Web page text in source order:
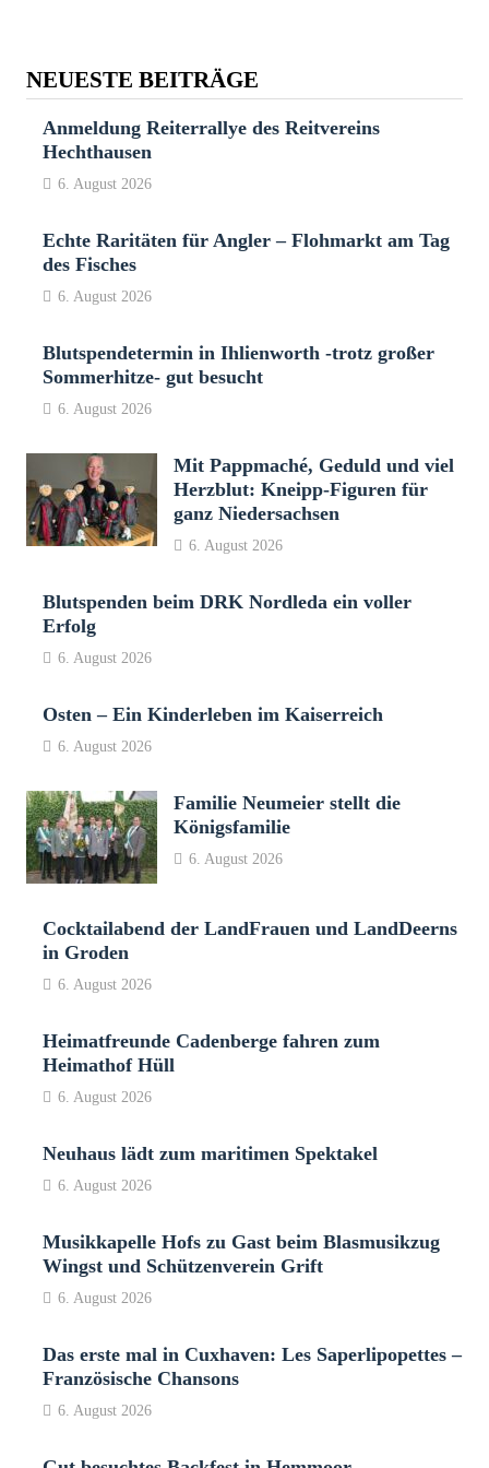
NEUESTE BEITRÄGE
Anmeldung Reiterrallye des Reitvereins
Hechthausen
6. August 2026
Echte Raritäten für Angler – Flohmarkt am Tag
des Fisches
6. August 2026
Blutspendetermin in Ihlienworth -trotz großer
Sommerhitze- gut besucht
6. August 2026
Mit Pappmaché, Geduld und viel
Herzblut: Kneipp-Figuren für
ganz Niedersachsen
6. August 2026
Blutspenden beim DRK Nordleda ein voller
Erfolg
6. August 2026
Osten – Ein Kinderleben im Kaiserreich
6. August 2026
Familie Neumeier stellt die
Königsfamilie
6. August 2026
Cocktailabend der LandFrauen und LandDeerns
in Groden
6. August 2026
Heimatfreunde Cadenberge fahren zum
Heimathof Hüll
6. August 2026
Neuhaus lädt zum maritimen Spektakel
6. August 2026
Musikkapelle Hofs zu Gast beim Blasmusikzug
Wingst und Schützenverein Grift
6. August 2026
Das erste mal in Cuxhaven: Les Saperlipopettes –
Französische Chansons
6. August 2026